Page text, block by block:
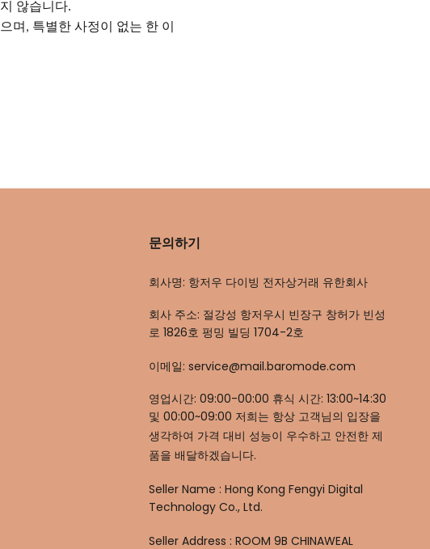
않습니다.
며 , 특별한 사정이 없는 한 이
문의하기
회사명: 항저우 다이빙 전자상거래 유한회사
회사 주소: 절강성 항저우시 빈장구 창허가 빈성
로 1826호 펑밍 빌딩 1704-2호
이메일: service@mail.baromode.com
영업시간: 09:00-00:00 휴식 시간: 13:00~14:30
및 00:00~09:00 저희는 항상 고객님의 입장을
생각하여 가격 대비 성능이 우수하고 안전한 제
품을 배달하겠습니다.
Seller Name : Hong Kong Fengyi Digital
Technology Co., Ltd.
Seller Address : ROOM 9B CHINAWEAL